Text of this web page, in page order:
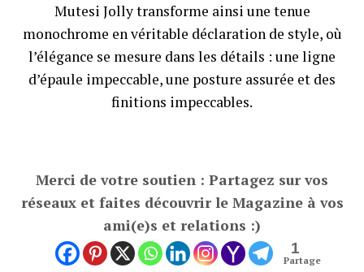
Mutesi Jolly transforme ainsi une tenue
monochrome en véritable déclaration de style, où
l’élégance se mesure dans les détails : une ligne
d’épaule impeccable, une posture assurée et des
finitions impeccables.
Merci de votre soutien : Partagez sur vos
réseaux et faites découvrir le Magazine à vos
ami(e)s et relations :)
1
Partage